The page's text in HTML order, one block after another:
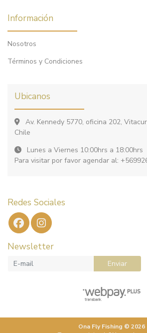
Información
Nosotros
Términos y Condiciones
Ubicanos
Av. Kennedy 5770, oficina 202,
Chile
Lunes a Viernes 10:00hrs a 18:00hrs
Para visitar por favor agendar al:
Redes Sociales
Newsletter
Enviar
Ona Fly Fishing © 2026